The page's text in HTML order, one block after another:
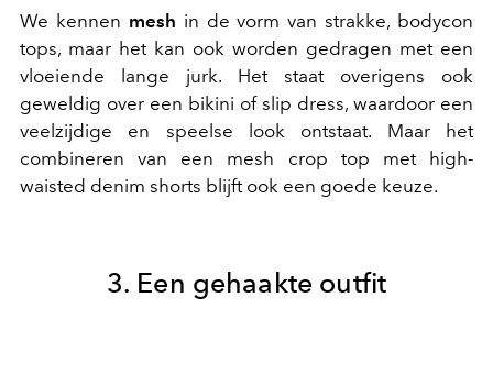
We kennen mesh in de vorm van strakke, bodycon
tops, maar het kan ook worden gedragen met een
vloeiende lange jurk. Het staat overigens ook
geweldig over een bikini of slip dress, waardoor een
veelzijdige en speelse look ontstaat. Maar het
combineren van een mesh crop top met high-
waisted denim shorts blijft ook een goede keuze.
3. Een gehaakte outfit